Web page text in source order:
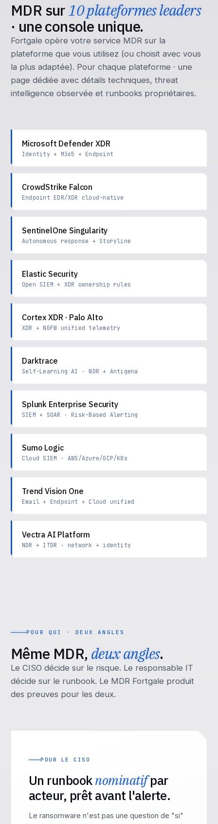
MDR sur10 plateformes leaders
· une console unique.
Fortgale opère votre service MDR sur la
plateforme que vous utilisez (ou choisit avec vous
la plus adaptée). Pour chaque plateforme · une
page dédiée avec détails techniques, threat
intelligence observée et runbooks propriétaires.
Microsoft Defender XDR
Identity + M365 + Endpoint
CrowdStrike Falcon
Endpoint EDR/XDR cloud-native
SentinelOne Singularity
Autonomous response + Storyline
Elastic Security
Open SIEM + XDR ownership rules
Cortex XDR · Palo Alto
XDR + NGFW unified telemetry
Darktrace
Self-Learning AI · NDR + Antigena
Splunk Enterprise Security
SIEM + SOAR · Risk-Based Alerting
Sumo Logic
Cloud SIEM · AWS/Azure/GCP/K8s
Trend Vision One
Email + Endpoint + Cloud unified
Vectra AI Platform
NDR + ITDR · network + identity
POUR QUI · DEUX ANGLES
Même MDR, deux angles.
Le CISO décide sur le risque. Le responsable IT
décide sur le runbook. Le MDR Fortgale produit
des preuves pour les deux.
POUR LE CISO
Un runbooknominatifpar
acteur, prêt avant l'alerte.
Le ransomware n'est pas une question de "si"